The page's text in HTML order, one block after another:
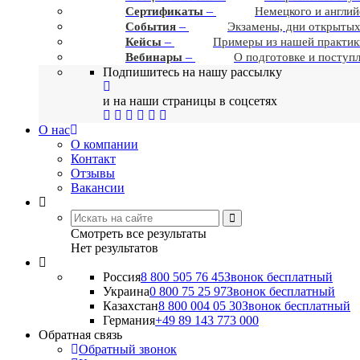
Сертификаты –
Немецкого и
События –
Экзамены, дни
Кейсы –
Примеры из нашей
Вебинары – О подготовке и
Подпишитесь на нашу рассылку
и на наши страницы в соцсетях
О нас
О компании
Контакт
Отзывы
Вакансии
Смотреть все результаты
Нет результатов
Россия8 800 505 76 45Звонок бесплатный
Украина0 800 75 25 97Звонок бесплатный
Казахстан8 800 004 05 30Звонок бесплатный
Германия+49 89 143 773 000
Обратная связь
Обратный звонок